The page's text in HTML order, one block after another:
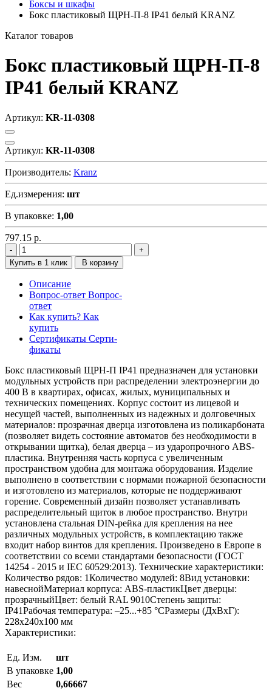
Боксы и шкафы
Бокс пластиковый ЩРН-П-8 IP41 белый KRANZ
Каталог товаров
Бокс пластиковый ЩРН-П-8
IP41 белый KRANZ
Артикул: KR-11-0308
Артикул: KR-11-0308
Производитель: Kranz
Ед.измерения: шт
В упаковке: 1,00
797.15 р.
Купить в 1 клик В корзину
Описание
Вопрос-ответ Вопрос-
ответ
Как купить? Как
купить
Сертификаты Серти-
фикаты
Бокс пластиковый ЩРН-П IP41 предназначен для установки
модульных устройств при распределении электроэнергии до
400 В в квартирах, офисах, жилых, муниципальных и
технических помещениях. Корпус состоит из лицевой и
несущей частей, выполненных из надежных и долговечных
материалов: прозрачная дверца изготовлена из поликарбоната
(позволяет видеть состояние автоматов без необходимости в
открывании щитка), белая дверца – из ударопрочного ABS-
пластика. Внутренняя часть корпуса с увеличенным
пространством удобна для монтажа оборудования. Изделие
выполнено в соответствии с нормами пожарной безопасности
и изготовлено из материалов, которые не поддерживают
горение. Современный дизайн позволяет устанавливать
распределительный щиток в любое пространство. Внутри
установлена стальная DIN-рейка для крепления на нее
различных модульных устройств, в комплектацию также
входит набор винтов для крепления. Произведено в Европе в
соответствии со всеми стандартами безопасности (ГОСТ
14254 - 2015 и IEC 60529:2013). Технические характеристики:
Количество рядов: 1Количество модулей: 8Вид установки:
навеснойМатериал корпуса: ABS-пластикЦвет дверцы:
прозрачныйЦвет: белый RAL 9010Степень защиты:
IP41Рабочая температура: –25...+85 °СРазмеры (ДхВхГ):
228х240х100 мм
Характеристики:
Ед. Изм.
шт
В упаковке 1,00
Вес
0,66667